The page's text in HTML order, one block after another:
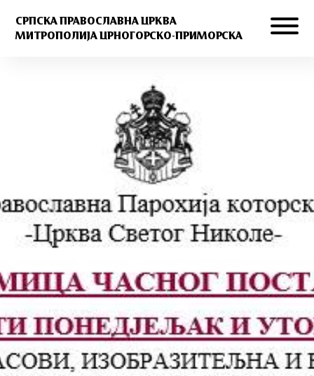
СРПСКА ПРАВОСЛАВНА ЦРКВА
МИТРОПОЛИЈА ЦРНОГОРСКО-ПРИМОРСКА